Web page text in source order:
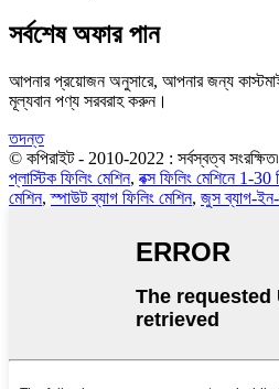
সর্বশেষ অফার পান
আপনার প্রয়োজন অনুসারে, আপনার জন্য
মূল্যবান পণ্য সরবরাহ করুন।
তদন্ত
© কপিরাইট - 2010-2022 : সর্বস্বত্ব সংরক্ষিত৷
প্লাস্টিক ফিলিং মেশিন, বক্স ফিলিং মেশিনে 1-30
মেশিন,স্পাউট ব্যাগ ফিলিং মেশিন, জুস ব্যাগ-ইন-